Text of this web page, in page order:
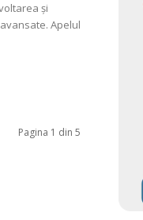
și
Apelul
Pagina 1 din 5